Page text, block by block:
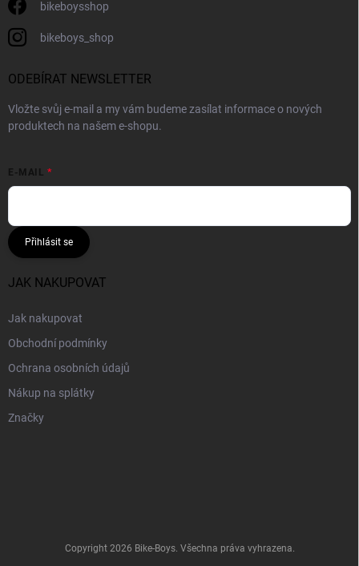
bikeboysshop
bikeboys_shop
ODEBÍRAT NEWSLETTER
Vložte svůj e-mail a my vám budeme zasílat informace o nových
produktech na našem e-shopu.
E-MAIL
Přihlásit se
JAK NAKUPOVAT
Jak nakupovat
Obchodní podmínky
Ochrana osobních údajů
Nákup na splátky
Značky
Copyright 2026 Bike-Boys. Všechna práva vyhrazena.